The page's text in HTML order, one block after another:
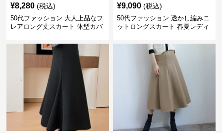
¥8,280 (税込)
50代ファッション 大人上品なフ
レアロング丈スカート 体型カバ
¥9,090 (税込)
50代ファッション 透かし編みニ
ットロングスカート 春夏レディ